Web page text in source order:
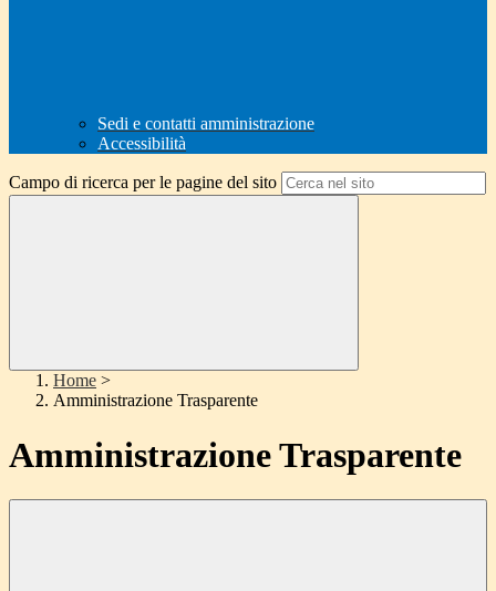
Sedi e contatti amministrazione
Accessibilità
Campo di ricerca per le pagine del sito
Home >
Amministrazione Trasparente
Amministrazione Trasparente